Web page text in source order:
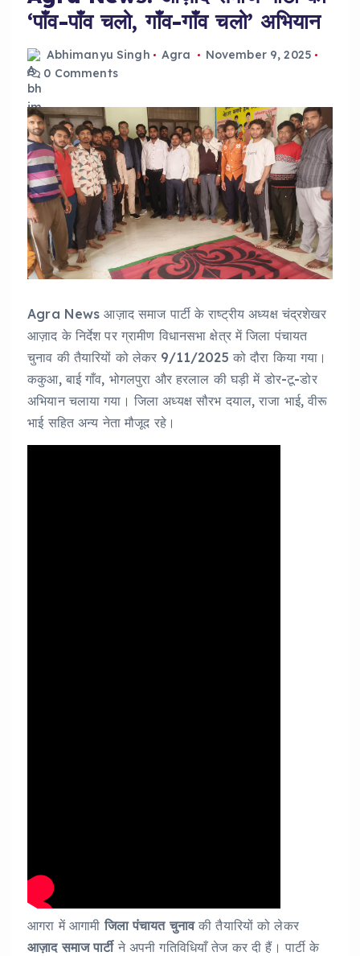
‘पाँव-पाँव चलो, गाँव-गाँव चलो’ अभियान
Abhimanyu Singh Agra
November 9, 2025
0 Comments
Agra News आज़ाद समाज पार्टी के राष्ट्रीय अध्यक्ष चंद्रशेखर
आज़ाद के निर्देश पर ग्रामीण विधानसभा क्षेत्र में जिला पंचायत
चुनाव की तैयारियों को लेकर 9/11/2025 को दौरा किया गया।
ककुआ, बाई गाँव, भोगलपुरा और हरलाल की घड़ी में डोर-टू-डोर
अभियान चलाया गया। जिला अध्यक्ष सौरभ दयाल, राजा भाई, वीरू
भाई सहित अन्य नेता मौजूद रहे।
आगरा में आगामीजिला पंचायत चुनावकी तैयारियों को लेकर
आज़ाद समाज पार्टीने अपनी गतिविधियाँ तेज कर दी हैं। पार्टी के